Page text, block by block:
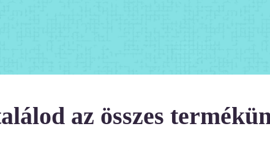
az összes